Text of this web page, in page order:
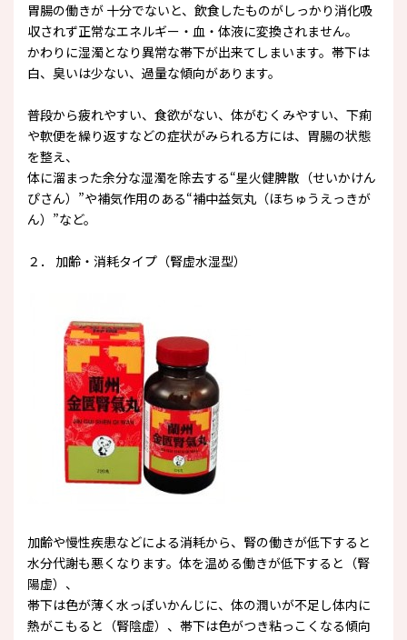
胃腸の働きが 十分でないと、飲食したものがしっかり消化吸
収されず正常なエネルギー・血・体液に変換されません。
かわりに湿濁となり異常な帯下が出来てしまいます。帯下は
白、臭いは少ない、過量な傾向があります。
普段から疲れやすい、食欲がない、体がむくみやすい、下痢
や軟便を繰り返すなどの症状がみられる方には、胃腸の状態
を整え、
体に溜まった余分な湿濁を除去する“星火健脾散（せいかけん
ぴさん）”や補気作用のある“補中益気丸（ほちゅうえっきが
ん）”など。
２． 加齢・消耗タイプ（腎虚水湿型）
加齢や慢性疾患などによる消耗から、腎の働きが低下すると
水分代謝も悪くなります。体を温める働きが低下すると（腎
陽虚）、
帯下は色が薄く水っぽいかんじに、体の潤いが不足し体内に
熱がこもると（腎陰虚）、帯下は色がつき粘っこくなる傾向